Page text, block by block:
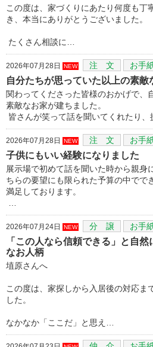
この度は、家づくりにあたり何度も丁
き、本当にありがとうございました。
たくさん相談に…
2026年07月28日 NEW 注 文 お手
自分たちが思っていた以上の素敵
関わってくださった皆様のおかげで、
素敵なお家が建ちました。
皆さんが笑って話を聞いてくれたり、
2026年07月28日 NEW 注 文 お手
子供にもいい経験になりました
展示場で初めて話を聞いた時から親身
ちらの要望にも限られた予算の中でで
満足しております。
2026年07月24日 NEW 分 譲 お手
「この人なら信頼できる」と自
なお人柄
埴原さんへ
この度は、家探しから入居後の対応ま
した。
なかなか「ここだ」と思え…